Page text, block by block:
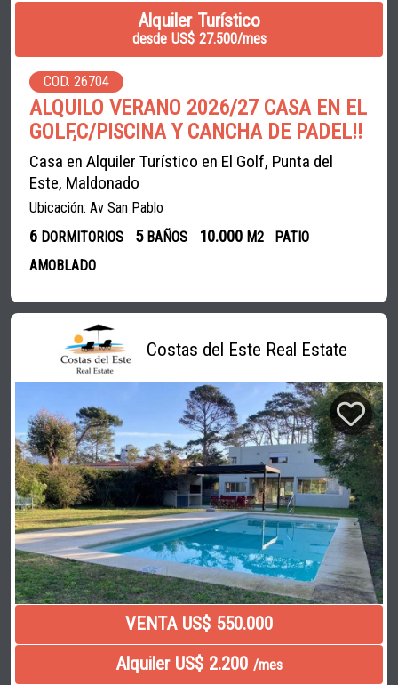
Alquiler Turístico
desde US$ 27.500/mes
COD. 26704
ALQUILO VERANO 2026/27 CASA EN EL
GOLF,C/PISCINA Y CANCHA DE PADEL!!
Casa en Alquiler Turístico en El Golf, Punta del
Este, Maldonado
Ubicación: Av San Pablo
6 DORMITORIOS 5BAÑOS 10.000 M2
PATIO
AMOBLADO
Costas del Este Real Estate
VENTA US$ 550.000
Alquiler US$ 2.200 /mes